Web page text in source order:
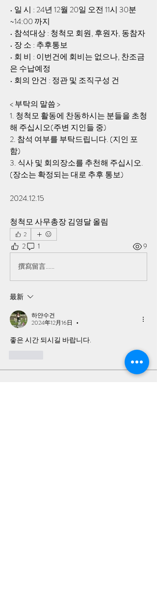
• 일 시 : 24년 12월 20일 오전 11시 30분
~14:00 까지
• 참석대상 : 청척모 회원, 후원자, 동참자
• 장 소 : 추후통보
• 회 비 : 이번건에 회비는 없으나, 찬조금
은 수납예정
• 회의 안건 : 정관 및 조직구성 건
< 부탁의 말씀 >
1. 청척모 활동에 찬동하시는 분들을 초청
해 주십시오(주변 지인들 중)
2. 참석 여부를 부탁드립니다. (지인 포
함)
3. 식사 및 회의장소를 추천해 주십시오.
(장소는 확정되는 대로 추후 통보)
2024.12.15
청척모 사무총장 김영달 올림
2
2 1 9
撰寫留言......
最新
하얀수건
2024年12月16日
•
좋은 시간 되시길 바랍니다.